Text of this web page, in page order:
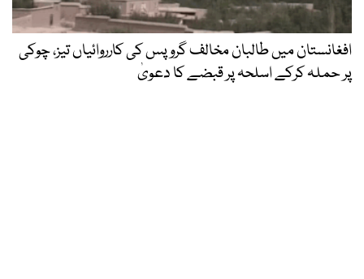
افغانستان میں طالبان مخالف گروپس کی کارروائیاں تیز، چوکی
پر حملہ کرکے اسلحہ پر قبضے کا دعویٰ